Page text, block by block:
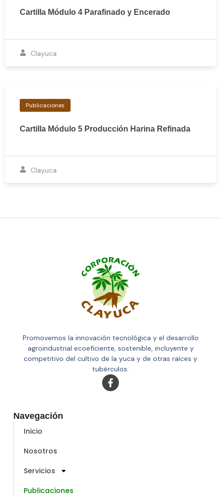
Cartilla Módulo 4 Parafinado y Encerado
Clayuca
Publicaciones
Cartilla Módulo 5 Producción Harina Refinada
Clayuca
Promovemos la innovación tecnológica y el desarrollo
agroindustrial ecoeficiente, sostenible, incluyente y
competitivo del cultivo de la yuca y de otras raíces y
tubérculos.
Navegación
Inicio
Nosotros
Servicios
Publicaciones